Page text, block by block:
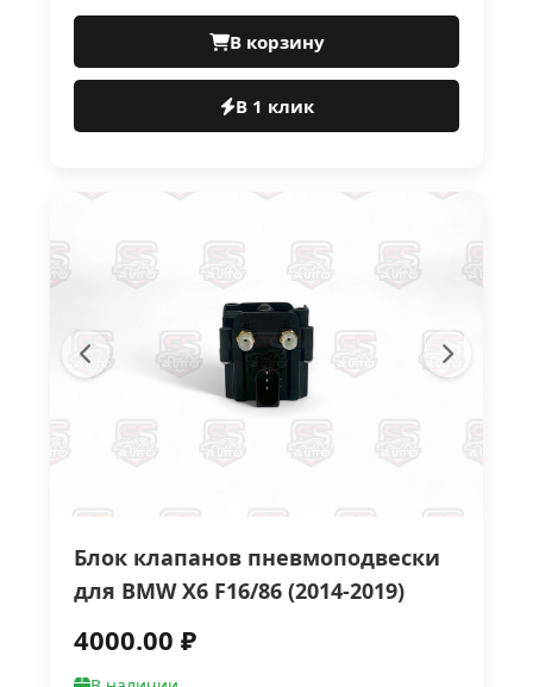
В корзину
В 1 клик
Блок клапанов пневмоподвески
для BMW X6 F16/86 (2014-2019)
4000.00 ₽